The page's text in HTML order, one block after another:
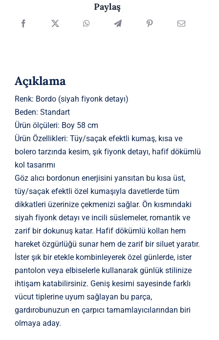
Paylaş
Açıklama
Renk: Bordo (siyah fiyonk detayı)
Beden: Standart
Ürün ölçüleri: Boy 58 cm
Ürün Özellikleri: Tüy/saçak efektli kumaş, kısa ve
bolero tarzında kesim, şık fiyonk detayı, hafif dökümlü
kol tasarımı
Göz alıcı bordonun enerjisini yansıtan bu kısa üst,
tüy/saçak efektli özel kumaşıyla davetlerde tüm
dikkatleri üzerinize çekmenizi sağlar. Ön kısmındaki
siyah fiyonk detayı ve incili süslemeler, romantik ve
zarif bir dokunuş katar. Hafif dökümlü kolları hem
hareket özgürlüğü sunar hem de zarif bir siluet yaratır.
İster şık bir etekle kombinleyerek özel günlerde, ister
pantolon veya elbiselerle kullanarak günlük stilinize
ihtişam katabilirsiniz. Geniş kesimi sayesinde farklı
vücut tiplerine uyum sağlayan bu parça,
gardırobunuzun en çarpıcı tamamlayıcılarından biri
olmaya aday.